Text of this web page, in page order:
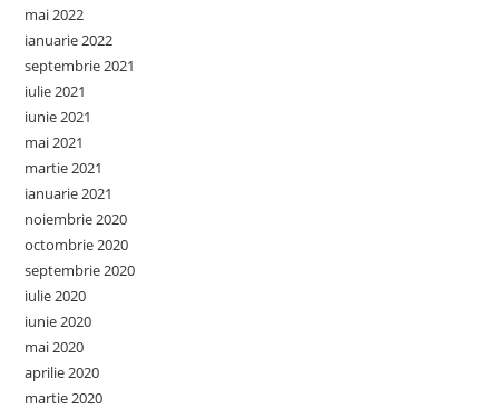
mai 2022
ianuarie 2022
septembrie 2021
iulie 2021
iunie 2021
mai 2021
martie 2021
ianuarie 2021
noiembrie 2020
octombrie 2020
septembrie 2020
iulie 2020
iunie 2020
mai 2020
aprilie 2020
martie 2020